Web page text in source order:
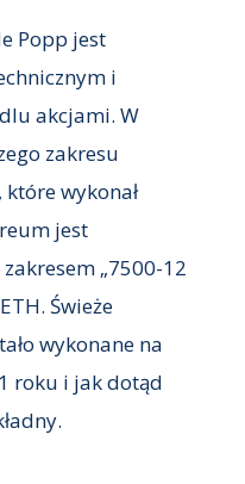
Popp jest
i
akcjami. W
zakresu
wykonał
jest
„7500-12
Świeże
wykonane na
roku i jak dotąd